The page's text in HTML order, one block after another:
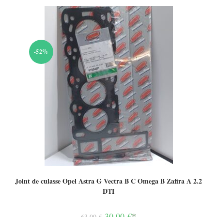
-52%
Joint de culasse Opel Astra G Vectra B C Omega B Zafira A 2.2
DTI
Le